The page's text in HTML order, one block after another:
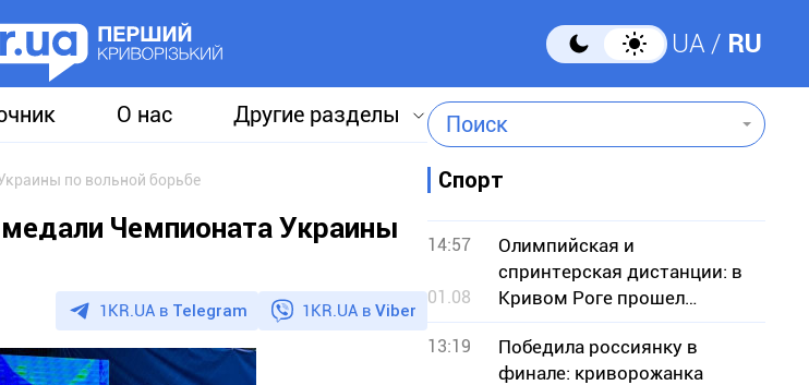
UA RU
О нас Другие разделы Поиск
по вольной борьбе
Чемпионата Украины
1KR.UA в Telegram 1KR.UA в Viber
Спорт
14:57
01.08
Олимпийская и
спринтерская дистанции: в
Кривом Роге прошел
чемпионат по кроссовому
триатлону
13:19
Победила россиянку в
финале: криворожанка